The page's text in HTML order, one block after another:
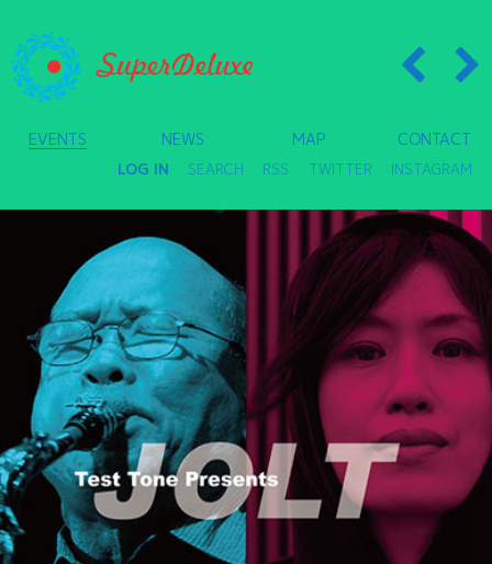
EVENTS NEWS MAP CONTACT
LOG IN SEARCH RSS TWITTER INSTAGRAM